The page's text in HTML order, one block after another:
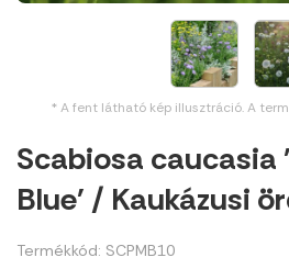
* A fent látható kép illusztráció. A
Scabiosa caucasia
Blue' / Kaukázusi
Termékkód: SCPMB10